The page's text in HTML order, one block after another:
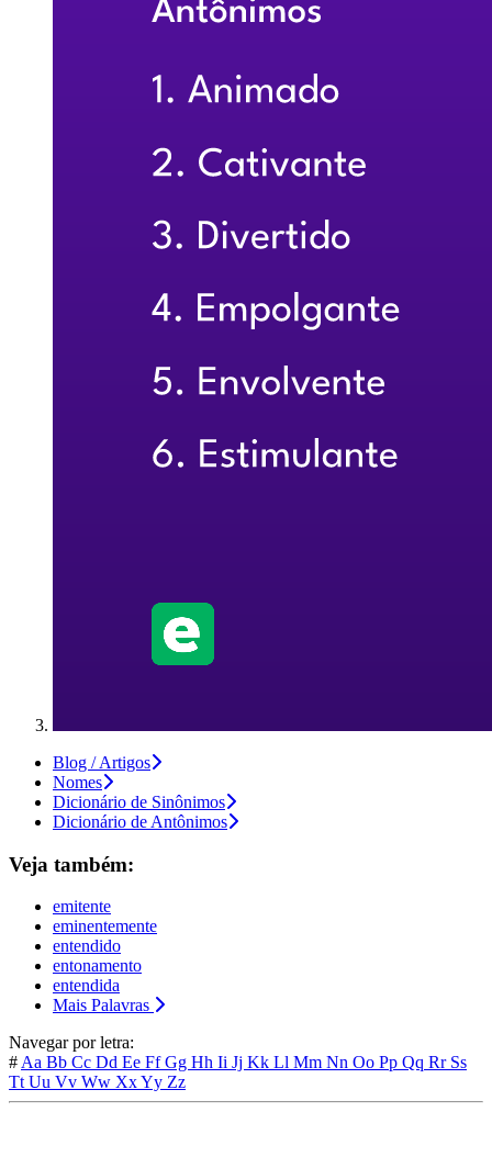
Blog / Artigos
Nomes
Dicionário de Sinônimos
Dicionário de Antônimos
Veja também:
emitente
eminentemente
entendido
entonamento
entendida
Mais Palavras
Navegar por letra:
# Aa Bb Cc Dd Ee FfGg Hh Ii Jj Kk Ll Mm Nn Oo Pp Qq Rr Ss
Tt Uu Vv Ww XxYy Zz